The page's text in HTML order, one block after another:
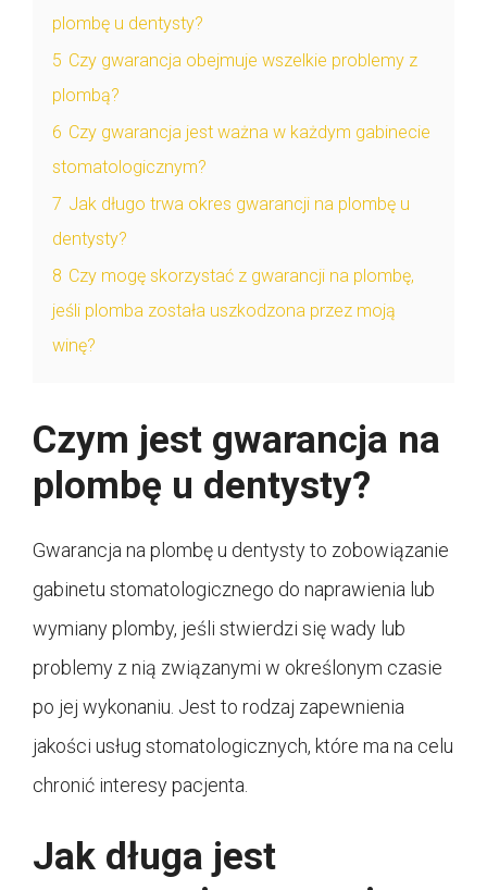
plombę u dentysty?
5 Czy gwarancja obejmuje wszelkie problemy z
plombą?
6 Czy gwarancja jest ważna w każdym gabinecie
stomatologicznym?
7 Jak długo trwa okres gwarancji na plombę u
dentysty?
8 Czy mogę skorzystać z gwarancji na plombę,
jeśli plomba została uszkodzona przez moją
winę?
Czym jest gwarancja na
plombę u dentysty?
Gwarancja na plombę u dentysty to zobowiązanie
gabinetu stomatologicznego do naprawienia lub
wymiany plomby, jeśli stwierdzi się wady lub
problemy z nią związanymi w określonym czasie
po jej wykonaniu. Jest to rodzaj zapewnienia
jakości usług stomatologicznych, które ma na celu
chronić interesy pacjenta.
Jak długa jest